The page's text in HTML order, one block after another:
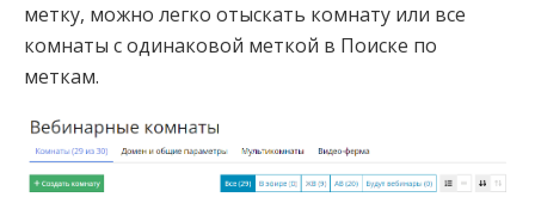
метку, можно легко отыскать комнату или все
комнаты с одинаковой меткой в Поиске по
меткам.